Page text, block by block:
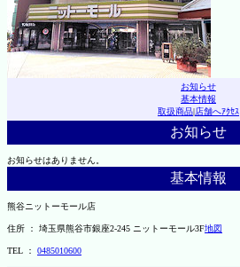
お知らせ
基本情報
取扱商品|店舗へｱｸｾｽ
お知らせ
お知らせはありません。
基本情報
熊谷ニットーモール店
住所 ： 埼玉県熊谷市銀座2-245 ニットーモール3F地図
TEL ： 0485010600